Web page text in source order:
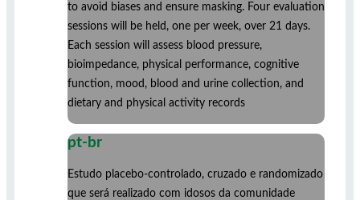
to avoid biases and ensure masking. Four evaluation
sessions will be held, one per week, over 21 days.
Each session will assess blood pressure,
bioimpedance, physical performance, cognitive
function, mood, blood and urine collection, and
dietary and physical activity records
pt-br
Estudo placebo-controlado, cruzado e randomizado
que será realizado com idosos da comunidade